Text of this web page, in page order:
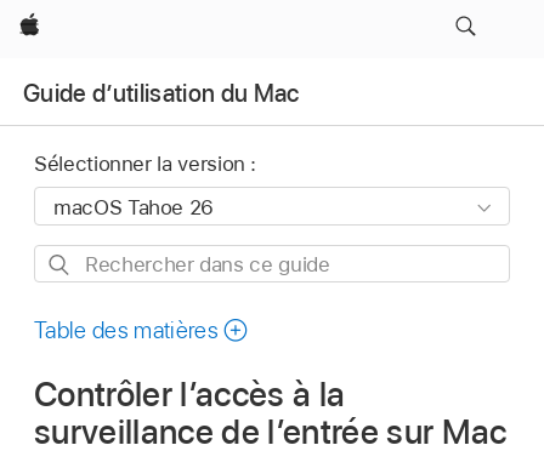
Apple
Guide d’utilisation du Mac
Sélectionner la version :
Rechercher
ce
Table des matières
Contrôler l’accès à la
surveillance de l’entrée sur Mac